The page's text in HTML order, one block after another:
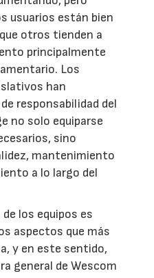
usuarios están bien
otros tienden a
principalmente
Los
han
responsabilidad del
no solo equiparse
sino
mantenimiento
a lo largo del
los equipos es
aspectos que más
y en este sentido,
general de Wescom